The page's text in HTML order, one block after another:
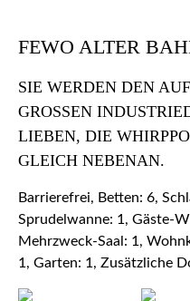
FEWO ALTER
SIE WERDEN DEN
GROSSEN
IEBEN, DIE
LEICH NEBENAN.
Barrierefrei, Betten: 6,
Sprudelwanne: 1, Gäste-
Mehrzweck-Saal: 1,
1, Garten: 1, Zusätzliche